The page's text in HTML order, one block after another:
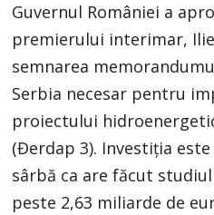
Guvernul României a
premierului interimar,
semnarea
Serbia necesar pentru
proiectului
(Đerdap 3). Investiția
sârbă ca are făcut
peste 2,63 miliarde de